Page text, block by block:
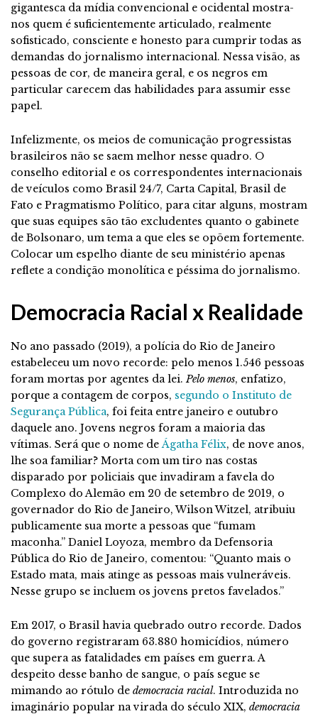
gigantesca da mídia convencional e ocidental mostra-
nos quem é suficientemente articulado, realmente
sofisticado, consciente e honesto para cumprir todas as
demandas do jornalismo internacional. Nessa visão, as
pessoas de cor, de maneira geral, e os negros em
particular carecem das habilidades para assumir esse
papel.
Infelizmente, os meios de comunicação progressistas
brasileiros não se saem melhor nesse quadro. O
conselho editorial e os correspondentes internacionais
de veículos como Brasil 24/7, Carta Capital, Brasil de
Fato e Pragmatismo Político, para citar alguns, mostram
que suas equipes são tão excludentes quanto o gabinete
de Bolsonaro, um tema a que eles se opõem fortemente.
Colocar um espelho diante de seu ministério apenas
reflete a condição monolítica e péssima do jornalismo.
Democracia Racial x Realidade
No ano passado (2019), a polícia do Rio de Janeiro
estabeleceu um novo recorde: pelo menos 1.546 pessoas
foram mortas por agentes da lei.Pelo menos, enfatizo,
porque a contagem de corpos, segundo o Instituto de
Segurança Pública, foi feita entre janeiro e outubro
daquele ano. Jovens negros foram a maioria das
vítimas. Será que o nome de Ágatha Félix, de nove anos,
lhe soa familiar? Morta com um tiro nas costas
disparado por policiais que invadiram a favela do
Complexo do Alemão em 20 de setembro de 2019, o
governador do Rio de Janeiro, Wilson Witzel, atribuiu
publicamente sua morte a pessoas que “fumam
maconha.” Daniel Loyoza, membro da Defensoria
Pública do Rio de Janeiro, comentou: “Quanto mais o
Estado mata, mais atinge as pessoas mais vulneráveis.
Nesse grupo se incluem os jovens pretos favelados.”
Em 2017, o Brasil havia quebrado outro recorde. Dados
do governo registraram 63.880 homicídios, número
que supera as fatalidades em países em guerra. A
despeito desse banho de sangue, o país segue se
mimando ao rótulo de democracia racial. Introduzida no
imaginário popular na virada do século XIX, democracia